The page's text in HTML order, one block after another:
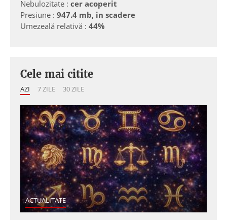
Nebulozitate : cer acoperit
Presiune : 947.4 mb, in scadere
Umezeală relativă : 44%
Cele mai citite
AZI 7 ZILE 30 ZILE
ACTUALITATE